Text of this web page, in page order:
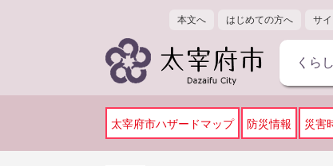
本文へ はじめての方へ サ
くら
太宰府市ハザードマップ 防災情報 災害